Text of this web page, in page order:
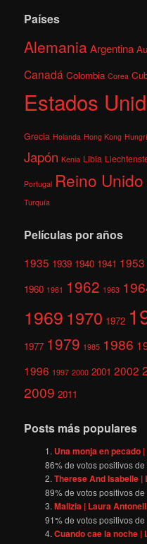
Países
AlemaniaArgentina
Canadá Colombia Corea
Estados
Grecia Holanda Hong Kong
Japón Kenia Libia
Portugal Reino Unido
Turquía
Películas por años
1935 1939 1940 1941 1953
1960 1961 1962 1963
1969 1970 1972
1977 1979 1985 1986
1996 1997 2000 2001 2002
2009 2011
Posts más populares
Una monja en pecado
86% de votos positivos
Therese And Isabelle |
89% de votos positivos
Malizia | Laura
91% de votos positivos
Cuando cae la noche |